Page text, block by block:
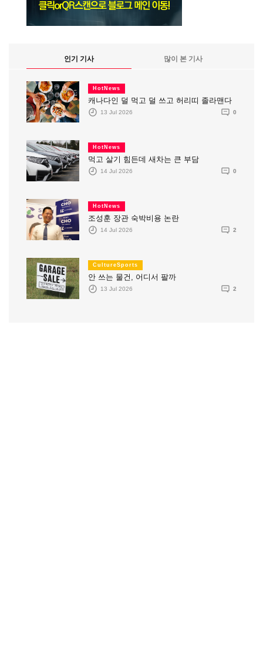
인기 기사 많이 본 기사
HotNews
캐나다인 덜 먹고 덜 쓰고 허리띠 졸라맨다
13 Jul 2026 0
HotNews
먹고 살기 힘든데 새차는 큰 부담
14 Jul 2026 0
HotNews
조성훈 장관 숙박비용 논란
14 Jul 2026 2
CultureSports
안 쓰는 물건, 어디서 팔까
13 Jul 2026 2